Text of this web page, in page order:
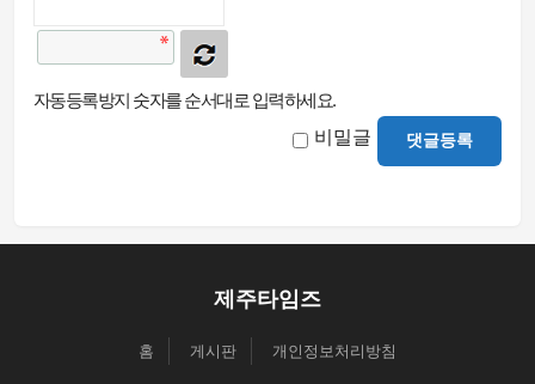
자동등록방지 숫자를 순서대로 입력하세요.
비밀글 댓글등록
제주타임즈
홈 게시판 개인정보처리방침